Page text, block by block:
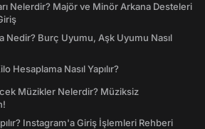
Nelerdir? Majör ve Minör Arkana Desteleri
Nedir? Burç Uyumu, Aşk Uyumu Nasıl
Hesaplama Nasıl Yapılır?
Müzikler Nelerdir? Müziksiz
Instagram'a Giriş İşlemleri Rehberi